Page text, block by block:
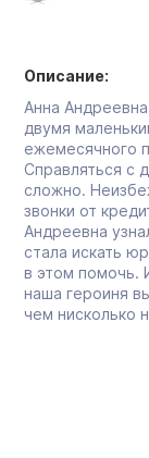
Описание:
Анна
двумя
ежемесячного
Справляться с
сложно.
звонки от
Андреевна
стала искать
в этом помочь.
наша героиня
чем нисколько